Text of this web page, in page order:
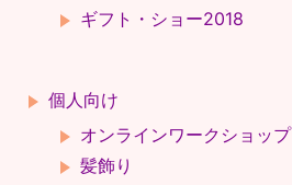
ギフト・ショー2018
個人向け
オンラインワークショップ
髪飾り